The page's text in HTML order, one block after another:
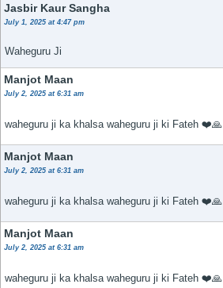
Jasbir Kaur Sangha
July 1, 2025 at 4:47 pm
Waheguru Ji
Manjot Maan
July 2, 2025 at 6:31 am
waheguru ji ka khalsa waheguru ji ki Fateh ❤️🙏
Manjot Maan
July 2, 2025 at 6:31 am
waheguru ji ka khalsa waheguru ji ki Fateh ❤️🙏
Manjot Maan
July 2, 2025 at 6:31 am
waheguru ji ka khalsa waheguru ji ki Fateh ❤️🙏